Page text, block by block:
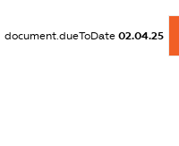
document.dueToDate 02.04.25